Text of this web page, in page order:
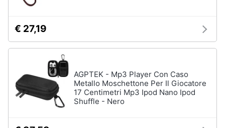
€ 27,19
AGPTEK - Mp3 Player Con Caso
Metallo Moschettone Per Il Giocatore
17 Centimetri Mp3 Ipod Nano Ipod
Shuffle - Nero